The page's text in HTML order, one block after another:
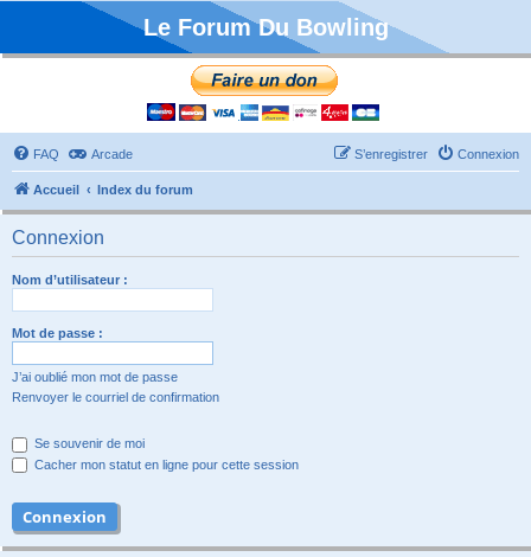
Le Forum Du Bowling
FAQ Arcade Connexion
S’enregistrer
Accueil Index du forum
Connexion
Nom d’utilisateur :
Mot de passe :
J’ai oublié mon mot de passe
Renvoyer le courriel de confirmation
Se souvenir de moi
Cacher mon statut en ligne pour cette session